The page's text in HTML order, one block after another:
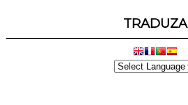
TRADUZA